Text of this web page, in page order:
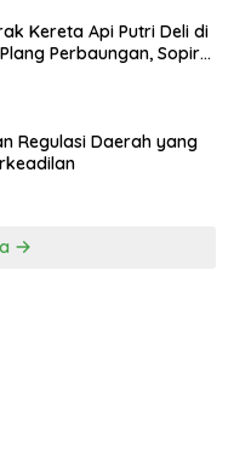
Kereta Api Putri Deli di
Perbaungan, Sopir
Regulasi Daerah yang